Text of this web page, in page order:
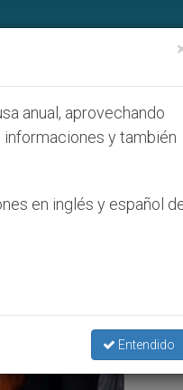
en Tierra Santa
anual, aprovechando
y también
en inglés y español
Entendido